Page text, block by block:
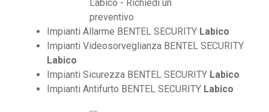
Impianti Allarme BENTEL SECURITY Labico
Impianti Videosorveglianza BENTEL SECURITY
Labico
Impianti Sicurezza BENTEL SECURITY Labico
Impianti Antifurto BENTEL SECURITY Labico